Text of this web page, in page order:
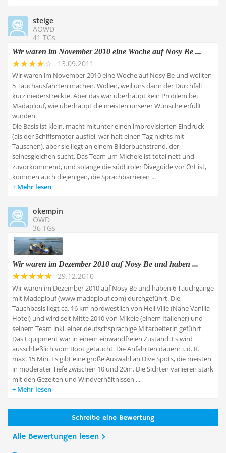
stelge
AOWD
41 TGs
Wir waren im November 2010 eine Woche auf Nosy Be ...
13.09.2011
Wir waren im November 2010 eine Woche auf Nosy Be und wollten
5 Tauchausfahrten machen. Wollen, weil uns dann der Durchfall
kurz niederstreckte. Aber das war überhaupt kein Problem bei
Madaplouf, wie überhaupt die meisten unserer Wünsche erfüllt
wurden.
Die Basis ist klein, macht mitunter einen improvisierten Eindruck
(als der Schiffsmotor ausfiel, war halt einen Tag nichts mit
Tauschen), aber sie liegt an einem Bilderbuchstrand, der
seinesgleichen sucht. Das Team um Michele ist total nett und
zuvorkommend, und solange die südtiroler Diveguide vor Ort ist,
kommen auch diejenigen, die Sprachbarrieren ...
Mehr lesen
okempin
OWD
36 TGs
Wir waren im Dezember 2010 auf Nosy Be und haben ...
29.12.2010
Wir waren im Dezember 2010 auf Nosy Be und haben 6 Tauchgänge
mit Madaplouf (www.madaplouf.com) durchgeführt. Die
Tauchbasis liegt ca. 16 km nordwestlich von Hell Ville (Nähe Vanilla
Hotel) und wird seit Mitte 2010 von Mikele (einem Italiener) und
seinem Team inkl. einer deutschsprachige Mitarbeiterin geführt.
Das Equipment war in einem einwandfreien Zustand. Es wird
ausschließlich vom Boot getaucht. Die Anfahrten dauern i. d. R.
max. 15 Min. Es gibt eine große Auswahl an Dive Spots, die meisten
in moderater Tiefe zwischen 10 und 20m. Die Sichten variieren stark
mit den Gezeiten und Windverhältnissen ...
Mehr lesen
Schreibe eine Bewertung
Alle Bewertungen lesen